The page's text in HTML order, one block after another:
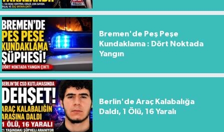
Bremen'de Peş Peşe
Kundaklama : Dört Noktada
Yangın
Berlin'de Araç Kalabalığa
Daldı, 1 Ölü, 16 Yaralı